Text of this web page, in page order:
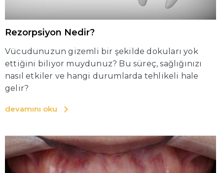
Rezorpsiyon Nedir?
Vücudunuzun gizemli bir şekilde dokuları yok
ettiğini biliyor muydunuz? Bu süreç, sağlığınızı
nasıl etkiler ve hangi durumlarda tehlikeli hale
gelir?
devamını oku